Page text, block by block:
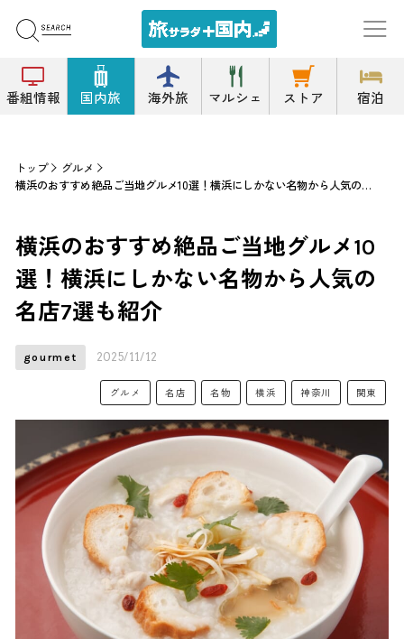
番組情報 国内旅 海外旅 マルシェ ストア 宿泊
トップ
グルメ
横浜のおすすめ絶品ご当地グルメ10選！横浜にしかない名物から人気の名店7選も紹介
横浜のおすすめ絶品ご当地グルメ10
選！横浜にしかない名物から人気の
名店7選も紹介
gourmet 2025/11/12
グルメ 名店 名物 横浜 神奈川 関東